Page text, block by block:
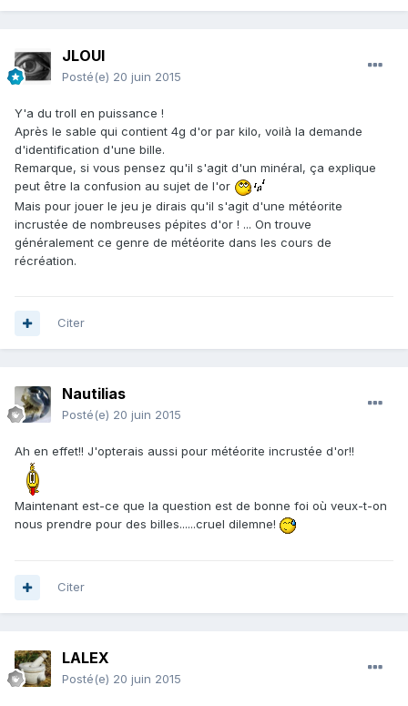
JLOUI
Posté(e) 20 juin 2015
Y'a du troll en puissance !
Après le sable qui contient 4g d'or par kilo, voilà la demande
d'identification d'une bille.
Remarque, si vous pensez qu'il s'agit d'un minéral, ça explique
peut être la confusion au sujet de l'or
Mais pour jouer le jeu je dirais qu'il s'agit d'une météorite
incrustée de nombreuses pépites d'or ! ... On trouve
généralement ce genre de météorite dans les cours de
récréation.
Citer
Nautilias
Posté(e) 20 juin 2015
Ah en effet!! J'opterais aussi pour météorite incrustée d'or!!
Maintenant est-ce que la question est de bonne foi où veux-t-on
nous prendre pour des billes......cruel dilemne!
Citer
LALEX
Posté(e) 20 juin 2015